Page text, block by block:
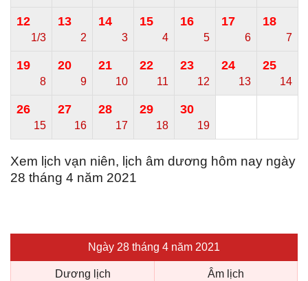
12
1/3
13
2
14
3
15
4
16
5
17
6
18
7
19
8
20
9
21
10
22
11
23
12
24
13
25
14
26
15
27
16
28
17
29
18
30
19
Xem lịch vạn niên, lịch âm dương hôm nay ngày
28 tháng 4 năm 2021
Ngày 28 tháng 4 năm 2021
Dương lịch Âm lịch